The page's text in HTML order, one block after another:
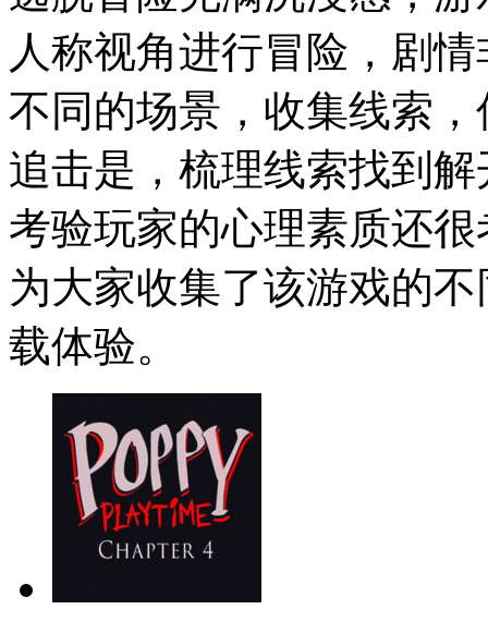
人称视角进行冒险，剧
不同的场景，收集线索
追击是，梳理线索找到
考验玩家的心理素质还
为大家收集了该游戏的
载体验。